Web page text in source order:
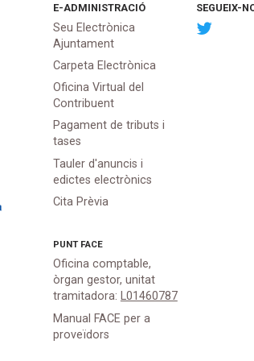
E-ADMINISTRACIÓ
Seu Electrònica
Ajuntament
Carpeta Electrònica
Oficina Virtual del
Contribuent
Pagament de tributs i
tases
Tauler d'anuncis i
edictes electrònics
Cita Prèvia
PUNT FACE
Oficina comptable,
òrgan gestor, unitat
tramitadora: L01460787
Manual FACE per a
proveïdors
SEGUEIX-